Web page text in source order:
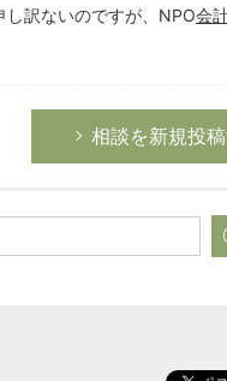
訳ないのですが、NPO会
相談を新規投